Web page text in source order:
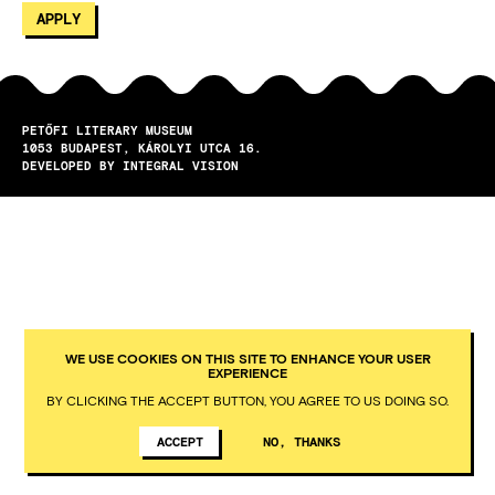
PETŐFI LITERARY MUSEUM
1053
BUDAPEST
KÁROLYI UTCA 16.
DEVELOPED BY INTEGRAL VISION
WE USE COOKIES ON THIS SITE TO ENHANCE YOUR USER
EXPERIENCE
BY CLICKING THE ACCEPT BUTTON, YOU AGREE TO US DOING SO.
ACCEPT NO, THANKS